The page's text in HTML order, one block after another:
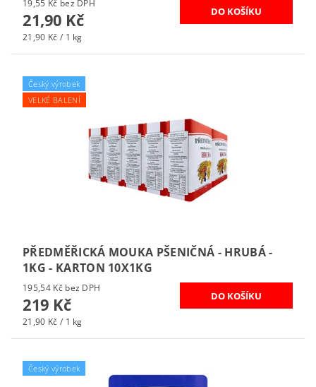
19,55 Kč bez DPH
21,90 Kč
21,90 Kč / 1 kg
Český výrobek
VELKÉ BALENÍ
PŘEDMĚŘICKÁ MOUKA PŠENIČNÁ - HRUBÁ -
1KG - KARTON 10X1KG
195,54 Kč bez DPH
219 Kč
21,90 Kč / 1 kg
Český výrobek